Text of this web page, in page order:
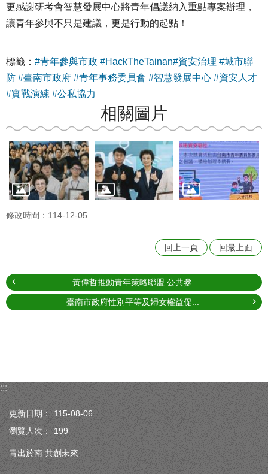
更感謝研考會智慧發展中心將青年倡議納入重點專案辦理，
讓青年參與不只是建議，更是行動的起點！
標籤： #青年參與市政 #HackTheTainan#資安治理 #城市聯
防 #臺南市政府 #青年事務委員會 #智慧發展中心 #資安人才
#實戰演練 #公私協力
相關圖片
修改時間：114-12-05
回上一頁 回最上面
黃偉哲推動青年策略聯盟 公共參...
臺南市政府性別平等及婦女權益促...
:::
更新日期：
115-08-06
瀏覽人次：
199
青出於南 共創未來